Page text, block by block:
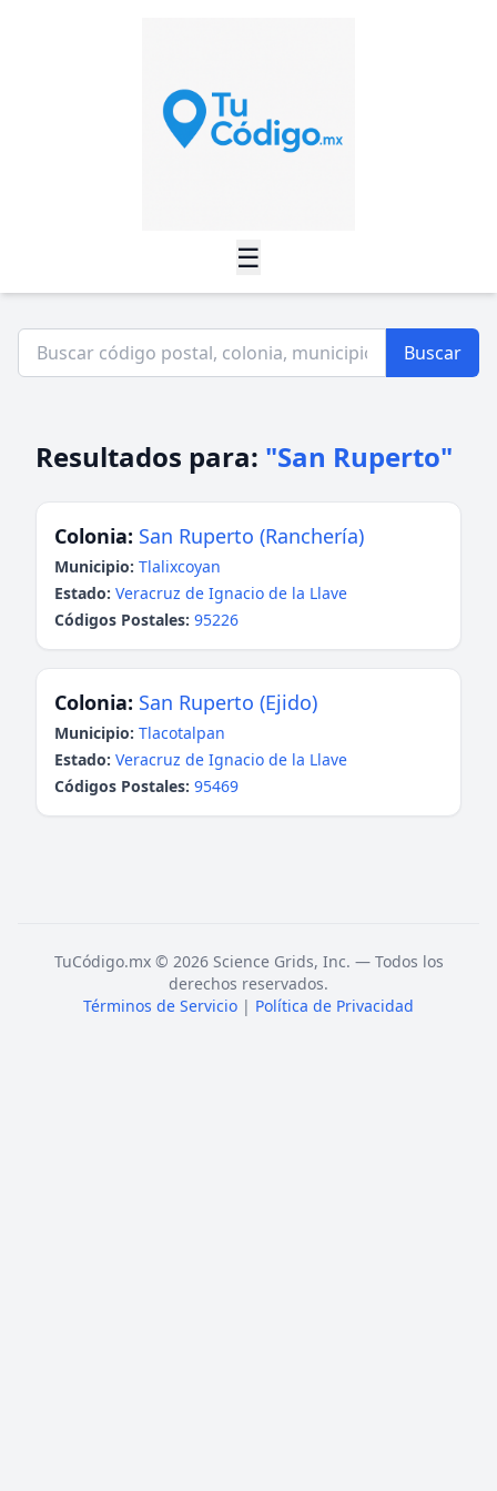
☰
Buscar
Resultados para: "San Ruperto"
Colonia: San Ruperto (Ranchería)
Municipio: Tlalixcoyan
Estado: Veracruz de Ignacio de la Llave
Códigos Postales: 95226
Colonia: San Ruperto (Ejido)
Municipio: Tlacotalpan
Estado: Veracruz de Ignacio de la Llave
Códigos Postales: 95469
TuCódigo.mx © 2026 Science Grids, Inc. — Todos los
derechos reservados.
Términos de Servicio | Política de Privacidad